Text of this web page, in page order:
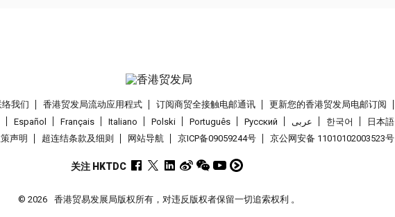
络我们 香港贸发局流动应用程式 订阅商贸全接触电邮通讯 更新您的香港贸发局电邮订阅
Español Français Italiano Polski Português Pусский عربى 한국어
日本語
声明 超连结条款及细则 网站导航 京ICP备09059244号 京公网安备 11010102003523号
关注 HKTDC
© 2026 香港贸易发展局版权所有，对违反版权者保留一切追索权利 。